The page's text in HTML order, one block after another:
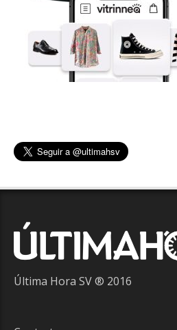
Última Hora SV ® 2016